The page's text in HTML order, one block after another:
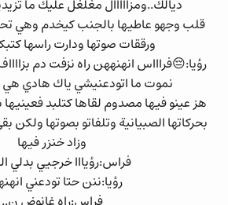
ديالك..ومزااااال مغلغل عليك ما
قلب وجهو عاطيها بالجنب كيخدم وهي
ورققات صوتها ودارت راسها
رؤيا:😔فراااس انهنههن راه نزفت دم
نموت ما اتودعنيشي ياك هادي هي
هز عينو فيها مصدوم لقاها كتلبد
بحركاتها الصبيانية وتلفاتو بصوتها
وزاد خنزر فيها
فراس:رؤيااا خرجيي بدلي
رؤيا:ننن حتا تودعني